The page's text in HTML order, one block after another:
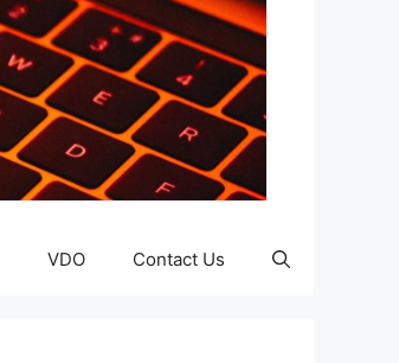
VDO Contact Us